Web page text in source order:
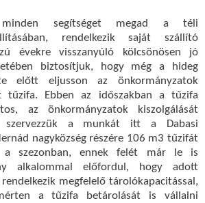
minden segítséget megad a téli
rendelkezik saját szállító
évekre visszanyúló kölcsönösen jó
biztosítjuk, hogy még a hideg
előtt eljusson az önkormányzatok
tűzifa. Ebben az időszakban a tűzifa
az önkormányzatok kiszolgálását
szervezzük a munkát itt a Dabasi
nagyközség részére 106 m3 tűzifát
a szezonban, ennek felét már le is
alkalommal előfordul, hogy adott
megfelelő tárolókapacitással,
a tűzifa betárolását is vállalni